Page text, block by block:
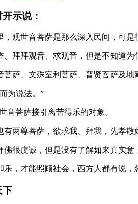
示说：
观世音菩萨是那么深入民间，可
拜拜观音、求观音，但是不知道
萨、文殊室利菩萨、普贤菩萨及
为说法。”
音菩萨接引离苦得乐的对象。
两尊菩萨，欲求我、拜我，先孝
很虔诚，但是没有了解如来真实
，才能照顾社会，西方人都有说，
下